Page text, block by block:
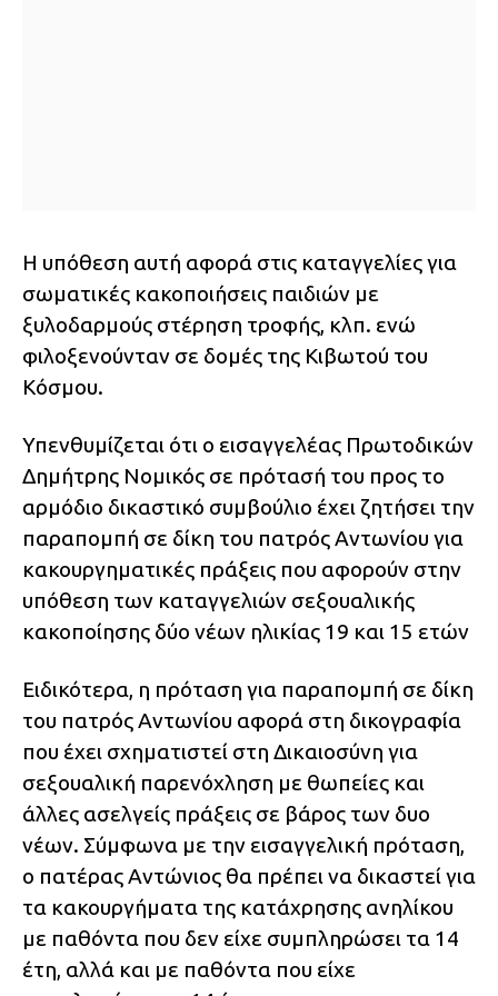
Η υπόθεση αυτή αφορά στις καταγγελίες για
σωματικές κακοποιήσεις παιδιών με
ξυλοδαρμούς στέρηση τροφής, κλπ. ενώ
φιλοξενούνταν σε δομές της Κιβωτού του
Κόσμου.
Υπενθυμίζεται ότι ο εισαγγελέας Πρωτοδικών
Δημήτρης Νομικός σε πρότασή του προς το
αρμόδιο δικαστικό συμβούλιο έχει ζητήσει την
παραπομπή σε δίκη του πατρός Αντωνίου για
κακουργηματικές πράξεις που αφορούν στην
υπόθεση των καταγγελιών σεξουαλικής
κακοποίησης δύο νέων ηλικίας 19 και 15 ετών
Ειδικότερα, η πρόταση για παραπομπή σε δίκη
του πατρός Αντωνίου αφορά στη δικογραφία
που έχει σχηματιστεί στη Δικαιοσύνη για
σεξουαλική παρενόχληση με θωπείες και
άλλες ασελγείς πράξεις σε βάρος των δυο
νέων. Σύμφωνα με την εισαγγελική πρόταση,
ο πατέρας Αντώνιος θα πρέπει να δικαστεί για
τα κακουργήματα της κατάχρησης ανηλίκου
με παθόντα που δεν είχε συμπληρώσει τα 14
έτη, αλλά και με παθόντα που είχε